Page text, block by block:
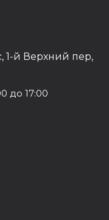
1-й Верхний пер,
до 17:00